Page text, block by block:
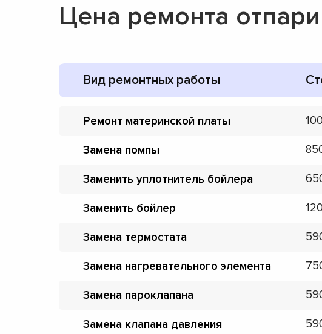
Цена ремонта
Вид ремонтных работы
Ремонт материнской платы
Замена помпы
Заменить уплотнитель бойлера
Заменить бойлер
Замена термостата
Замена нагревательного элемента
Замена пароклапана
Замена клапана давления